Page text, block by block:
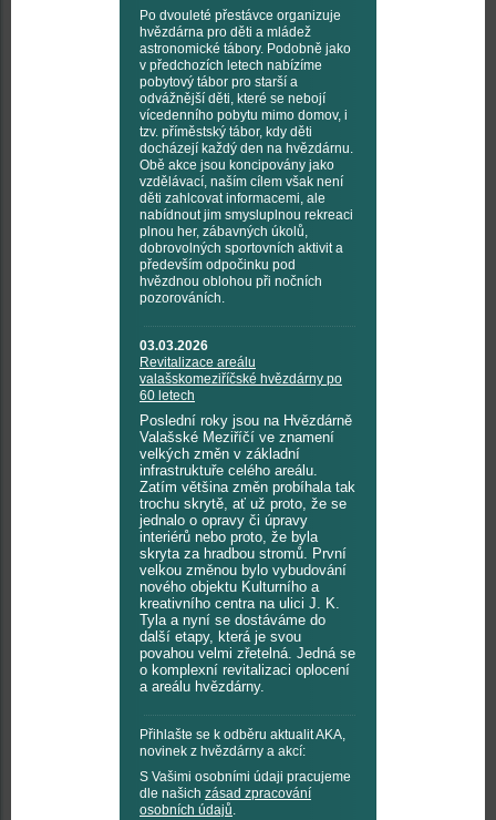
Po dvouleté přestávce organizuje
hvězdárna pro děti a mládež
astronomické tábory. Podobně jako
v předchozích letech nabízíme
pobytový tábor pro starší a
odvážnější děti, které se nebojí
vícedenního pobytu mimo domov, i
tzv. příměstský tábor, kdy děti
docházejí každý den na hvězdárnu.
Obě akce jsou koncipovány jako
vzdělávací, naším cílem však není
děti zahlcovat informacemi, ale
nabídnout jim smysluplnou rekreaci
plnou her, zábavných úkolů,
dobrovolných sportovních aktivit a
především odpočinku pod
hvězdnou oblohou při nočních
pozorováních.
03.03.2026
Revitalizace areálu
valašskomeziříčské hvězdárny po
60 letech
Poslední roky jsou na Hvězdárně
Valašské Meziříčí ve znamení
velkých změn v základní
infrastruktuře celého areálu.
Zatím většina změn probíhala tak
trochu skrytě, ať už proto, že se
jednalo o opravy či úpravy
interiérů nebo proto, že byla
skryta za hradbou stromů. První
velkou změnou bylo vybudování
nového objektu Kulturního a
kreativního centra na ulici J. K.
Tyla a nyní se dostáváme do
další etapy, která je svou
povahou velmi zřetelná. Jedná se
o komplexní revitalizaci oplocení
a areálu hvězdárny.
Přihlašte se k odběru aktualit AKA,
novinek z hvězdárny a akcí:
S Vašimi osobními údaji pracujeme
dle našich zásad zpracování
osobních údajů.